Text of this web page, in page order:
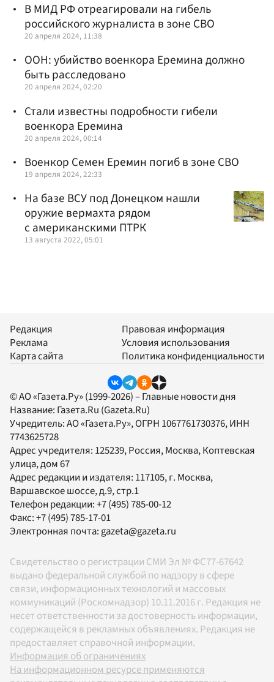
В МИД РФ отреагировали на гибель
российского журналиста в зоне СВО
20 апреля 2024, 11:38
ООН: убийство военкора Еремина должно
быть расследовано
20 апреля 2024, 02:20
Стали известны подробности гибели
военкора Еремина
20 апреля 2024, 00:14
Военкор Семен Еремин погиб в зоне СВО
19 апреля 2024, 22:33
На базе ВСУ под Донецком нашли
оружие вермахта рядом
с американскими ПТРК
13 августа 2022, 05:01
Редакция
Реклама
Карта сайта
Правовая информация
Условия использования
Политика конфиденциальности
© АО «Газета.Ру» (1999-2026) – Главные новости дня
Название: Газета.Ru (Gazeta.Ru)
Учредитель:АО «Газета.Ру», ОГРН 1067761730376, ИНН
7743625728
Адрес учредителя: 125239, Россия, Москва, Коптевская
улица, дом 67
Адрес редакции и издателя: 117105, г. Москва,
Варшавское шоссе, д.9, стр.1
Телефон редакции:+7 (495) 785-00-12
Факс:+7 (495) 785-17-01
Электронная почта: gazeta@gazeta.ru
Свидетельство о регистрации СМИ Эл № ФС77-67642
выдано федеральной службой по надзору в сфере
связи, информационных технологий и массовых
коммуникаций (Роскомнадзор) 10.11.2016 г. Редакция не
несет ответственности за достоверность информации,
содержащейся в рекламных объявлениях. Редакция не
предоставляет справочной информации.
Информация об ограничениях
На информационном ресурсе применяются